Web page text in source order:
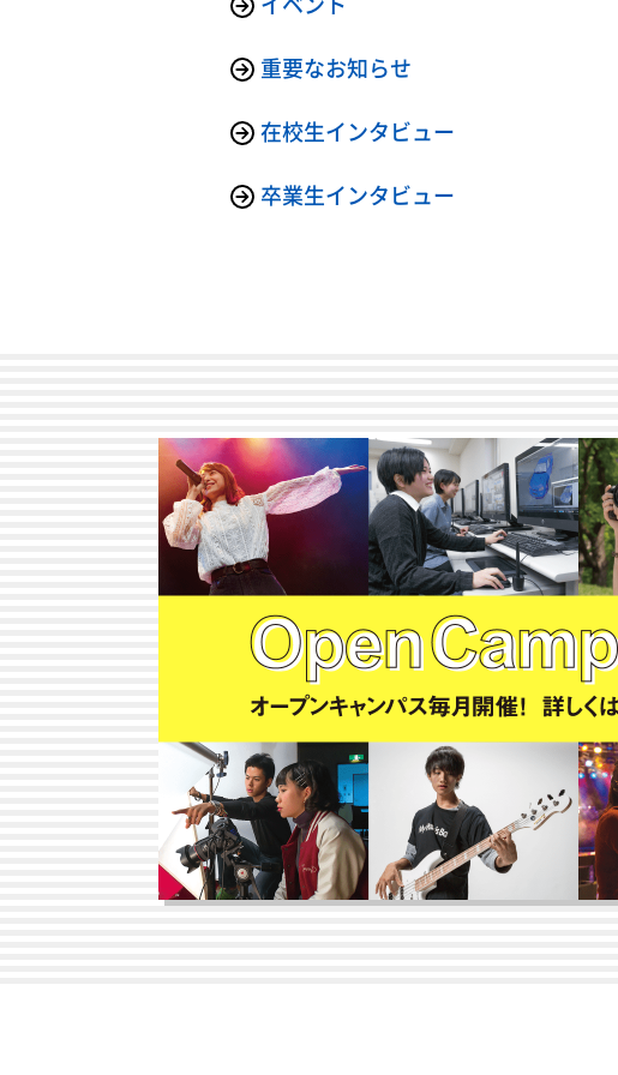
イベント
重要なお知らせ
在校生インタビュー
卒業生インタビュー